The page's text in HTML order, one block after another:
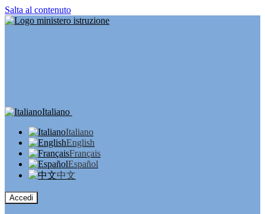
Salta al contenuto
Italiano
Italiano
English
Français
Español
中文
Accedi